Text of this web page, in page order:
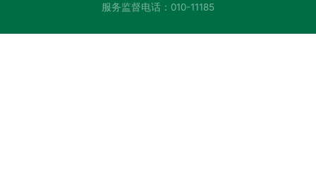
服务监督电话：010-11185